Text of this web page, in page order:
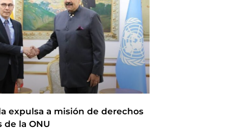
expulsa a misión de derechos
de la ONU